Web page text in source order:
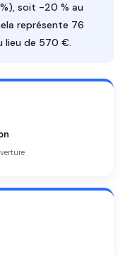
soit -20 % au
représente 76
lieu de 570 €.